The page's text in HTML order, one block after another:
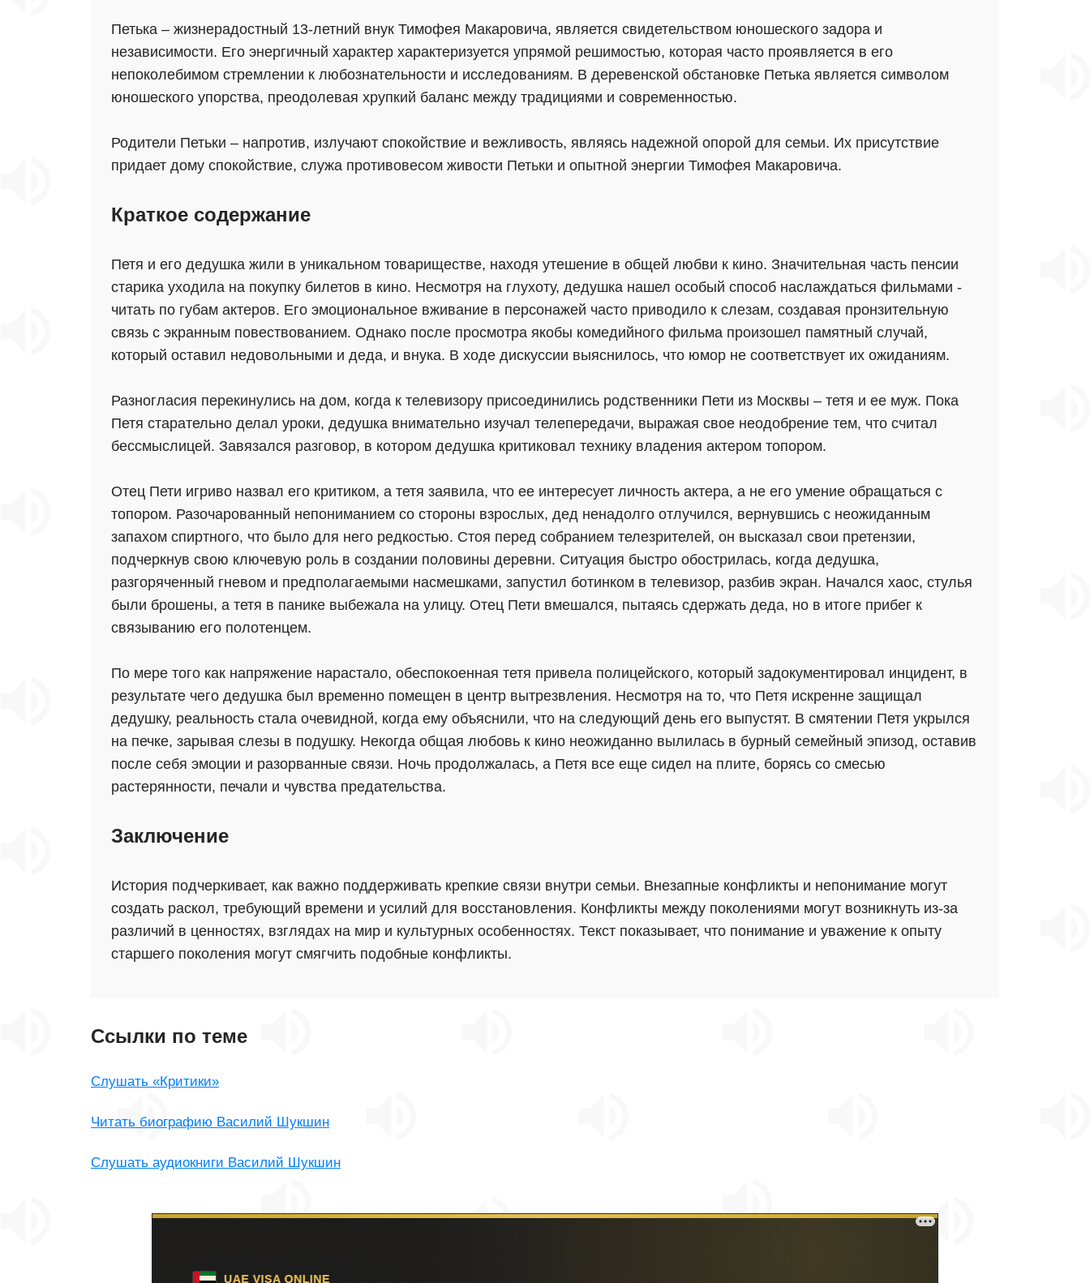
Петька – жизнерадостный 13-летний внук Тимофея Макаровича, является свидетельством юношеского задора и
независимости. Его энергичный характер характеризуется упрямой решимостью, которая часто проявляется в его
непоколебимом стремлении к любознательности и исследованиям. В деревенской обстановке Петька является символом
юношеского упорства, преодолевая хрупкий баланс между традициями и современностью.
Родители Петьки – напротив, излучают спокойствие и вежливость, являясь надежной опорой для семьи. Их присутствие
придает дому спокойствие, служа противовесом живости Петьки и опытной энергии Тимофея Макаровича.
Краткое содержание
Петя и его дедушка жили в уникальном товариществе, находя утешение в общей любви к кино. Значительная часть пенсии
старика уходила на покупку билетов в кино. Несмотря на глухоту, дедушка нашел особый способ наслаждаться фильмами -
читать по губам актеров. Его эмоциональное вживание в персонажей часто приводило к слезам, создавая пронзительную
связь с экранным повествованием. Однако после просмотра якобы комедийного фильма произошел памятный случай,
который оставил недовольными и деда, и внука. В ходе дискуссии выяснилось, что юмор не соответствует их ожиданиям.
Разногласия перекинулись на дом, когда к телевизору присоединились родственники Пети из Москвы – тетя и ее муж. Пока
Петя старательно делал уроки, дедушка внимательно изучал телепередачи, выражая свое неодобрение тем, что считал
бессмыслицей. Завязался разговор, в котором дедушка критиковал технику владения актером топором.
Отец Пети игриво назвал его критиком, а тетя заявила, что ее интересует личность актера, а не его умение обращаться с
топором. Разочарованный непониманием со стороны взрослых, дед ненадолго отлучился, вернувшись с неожиданным
запахом спиртного, что было для него редкостью. Стоя перед собранием телезрителей, он высказал свои претензии,
подчеркнув свою ключевую роль в создании половины деревни. Ситуация быстро обострилась, когда дедушка,
разгоряченный гневом и предполагаемыми насмешками, запустил ботинком в телевизор, разбив экран. Начался хаос, стулья
были брошены, а тетя в панике выбежала на улицу. Отец Пети вмешался, пытаясь сдержать деда, но в итоге прибег к
связыванию его полотенцем.
По мере того как напряжение нарастало, обеспокоенная тетя привела полицейского, который задокументировал инцидент, в
результате чего дедушка был временно помещен в центр вытрезвления. Несмотря на то, что Петя искренне защищал
дедушку, реальность стала очевидной, когда ему объяснили, что на следующий день его выпустят. В смятении Петя укрылся
на печке, зарывая слезы в подушку. Некогда общая любовь к кино неожиданно вылилась в бурный семейный эпизод, оставив
после себя эмоции и разорванные связи. Ночь продолжалась, а Петя все еще сидел на плите, борясь со смесью
растерянности, печали и чувства предательства.
Заключение
История подчеркивает, как важно поддерживать крепкие связи внутри семьи. Внезапные конфликты и непонимание могут
создать раскол, требующий времени и усилий для восстановления. Конфликты между поколениями могут возникнуть из-за
различий в ценностях, взглядах на мир и культурных особенностях. Текст показывает, что понимание и уважение к опыту
старшего поколения могут смягчить подобные конфликты.
Ссылки по теме
Слушать «Критики»
Читать биографию Василий Шукшин
Слушать аудиокниги Василий Шукшин